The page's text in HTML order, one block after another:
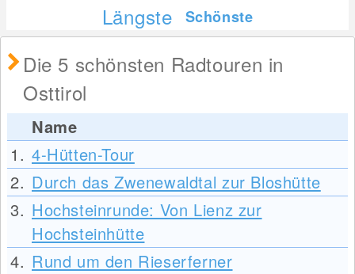
Längste
Schönste
Die 5 schönsten Radtouren in
Osttirol
Name
1. 4-Hütten-Tour
2. Durch das Zwenewaldtal zur Bloshütte
3. Hochsteinrunde: Von Lienz zur
Hochsteinhütte
4. Rund um den Rieserferner